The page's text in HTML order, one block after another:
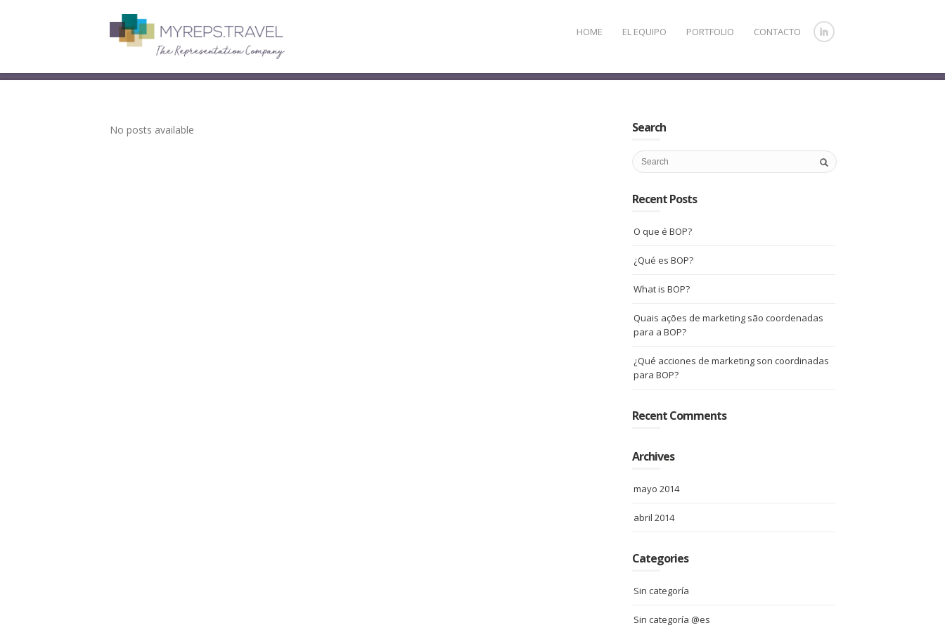
HOME EL EQUIPO PORTFOLIO CONTACTO
No posts available Search
Recent Posts
O que é BOP?
¿Qué es BOP?
What is BOP?
Quais ações de marketing são coordenadas
para a BOP?
¿Qué acciones de marketing son coordinadas
para BOP?
Recent Comments
Archives
mayo 2014
abril 2014
Categories
Sin categoría
Sin categoría @es